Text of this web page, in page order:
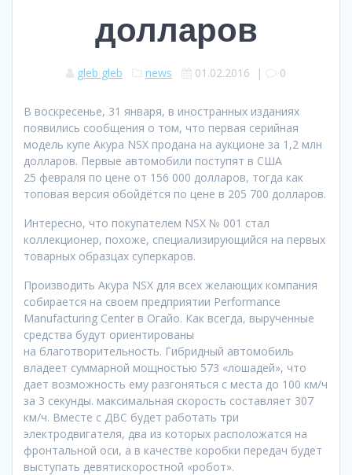
долларов
gleb gleb news 01.02.2016 | 0
В воскресенье, 31 января, в иностранных изданиях
появились сообщения о том, что первая серийная
модель купе Акура NSX продана на аукционе за 1,2 млн
долларов. Первые автомобили поступят в США
25 февраля по цене от 156 000 долларов, тогда как
топовая версия обойдётся по цене в 205 700 долларов.
Интересно, что покупателем NSX № 001 стал
коллекционер, похоже, специализирующийся на первых
товарных образцах суперкаров.
Производить Акура NSX для всех желающих компания
собирается на своем предприятии Performance
Manufacturing Center в Огайо. Как всегда, вырученные
средства будут ориентированы
на благотворительность. Гибридный автомобиль
владеет суммарной мощностью 573 «лошадей», что
дает возможность ему разгоняться с места до 100 км/ч
за 3 секунды. максимальная скорость составляет 307
км/ч. Вместе с ДВС будет работать три
электродвигателя, два из которых расположатся на
фронтальной оси, а в качестве коробки передач будет
выступать девятискоростной «робот».